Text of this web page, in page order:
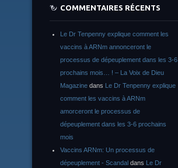
COMMENTAIRES RÉCENTS
Le Dr Tenpenny explique comment les
vaccins à ARNm annonceront le
processus de dépeuplement dans les 3-6
prochains mois… ! – La Voix de Dieu
Magazine dans Le Dr Tenpenny explique
comment les vaccins à ARNm
amorceront le processus de
dépeuplement dans les 3-6 prochains
mois
Vaccins ARNm: Un processus de
dépeuplement - Scandal dans Le Dr